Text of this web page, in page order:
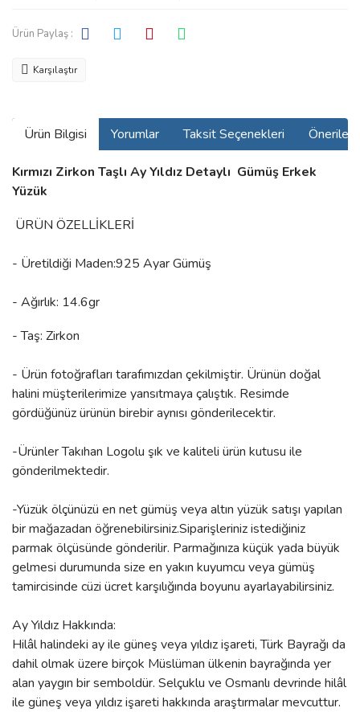
Ürün Paylaş :
Karşılaştır
Ürün Bilgisi Yorumlar Taksit Seçenekleri
Kırmızı Zirkon Taşlı Ay Yıldız Detaylı Gümüş Erkek
Yüzük
ÜRÜN ÖZELLİKLERİ
- Üretildiği Maden:925 Ayar Gümüş
- Ağırlık: 14.6gr
- Taş: Zirkon
- Ürün fotoğrafları tarafımızdan çekilmiştir. Ürünün doğal
halini müşterilerimize yansıtmaya çalıştık. Resimde
gördüğünüz ürünün birebir aynısı gönderilecektir.
-Ürünler Takıhan Logolu şık ve kaliteli ürün kutusu ile
gönderilmektedir.
-Yüzük ölçünüzü en net gümüş veya altın yüzük satışı yapılan
bir mağazadan öğrenebilirsiniz.Siparişleriniz istediğiniz
parmak ölçüsünde gönderilir. Parmağınıza küçük yada büyük
gelmesi durumunda size en yakın kuyumcu veya gümüş
tamircisinde cüzi ücret karşılığında boyunu ayarlayabilirsiniz.
Ay Yıldız Hakkında:
Hilâl halindeki ay ile güneş veya yıldız işareti, Türk Bayrağı da
dahil olmak üzere birçok Müslüman ülkenin bayrağında yer
alan yaygın bir semboldür. Selçuklu ve Osmanlı devrinde hilâl
ile güneş veya yıldız işareti hakkında araştırmalar mevcuttur.